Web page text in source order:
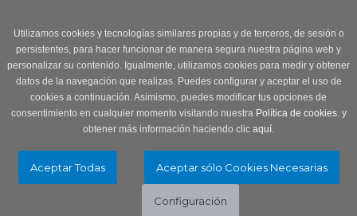
Utilizamos cookies y tecnologías similares propias y de terceros, de sesión o
persistentes, para hacer funcionar de manera segura nuestra página web y
personalizar su contenido. Igualmente, utilizamos cookies para medir y obtener
datos de la navegación que realizas. Puedes configurar y aceptar el uso de
cookies a continuación. Asimismo, puedes modificar tus opciones de
consentimiento en cualquier momento visitando nuestra Política de cookies.y
obtener más información haciendo clic aquí.